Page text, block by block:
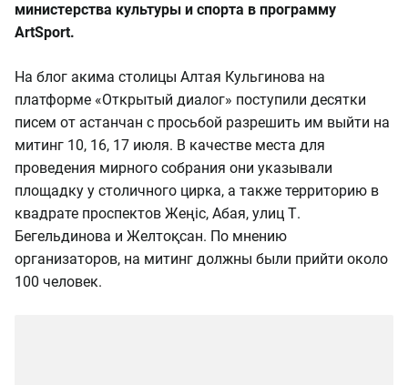
министерства культуры и спорта в программу
ArtSport.
На блог акима столицы Алтая Кульгинова на
платформе «Открытый диалог» поступили десятки
писем от астанчан с просьбой разрешить им выйти на
митинг 10, 16, 17 июля. В качестве места для
проведения мирного собрания они указывали
площадку у столичного цирка, а также территорию в
квадрате проспектов Жеңіс, Абая, улиц Т.
Бегельдинова и Желтоқсан. По мнению
организаторов, на митинг должны были прийти около
100 человек.